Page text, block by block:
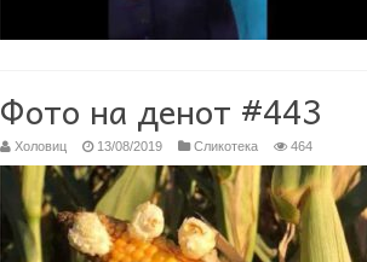
Фото на денот #443
Холовиц 13/08/2019 Сликотека 464